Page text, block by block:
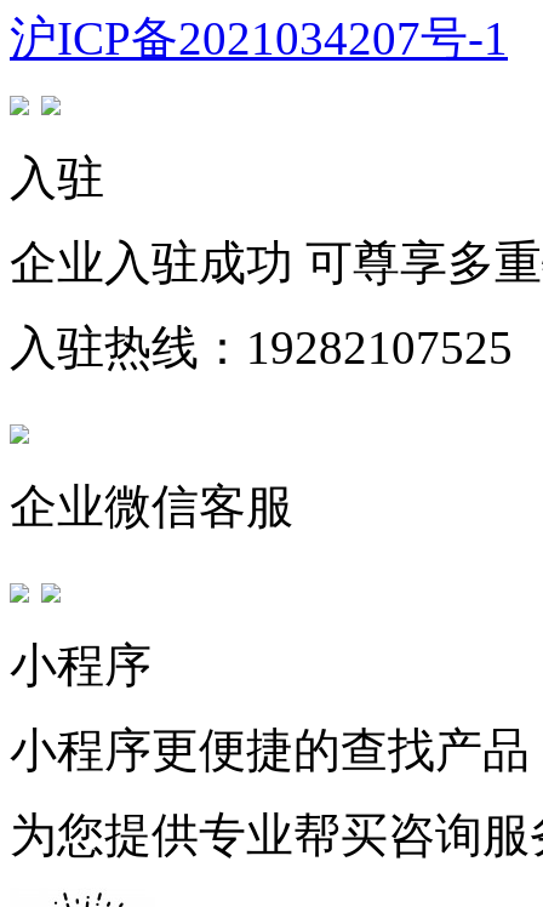
沪ICP备2021034207号-1
入驻
企业入驻成功 可尊享多
入驻热线：19282107525
企业微信客服
小程序
小程序更便捷的查找产品
为您提供专业帮买咨询服